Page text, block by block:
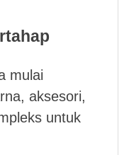
mulai
aksesori,
untuk